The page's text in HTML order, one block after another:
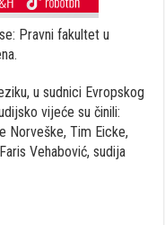
Pravni fakultet u
u sudnici Evropskog
vijeće su činili:
Norveške, Tim Eicke,
Vehabović, sudija